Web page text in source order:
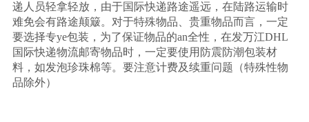
递人员轻拿轻放，由于国际快递路途遥远，在陆路运输时
难免会有路途颠簸。对于特殊物品、贵重物品而言，一定
要选择专ye包装，为了保证物品的an全性，在发万江DHL
国际快递物流邮寄物品时，一定要使用防震防潮包装材
料，如发泡珍珠棉等。要注意计费及续重问题（特殊性物
品除外）